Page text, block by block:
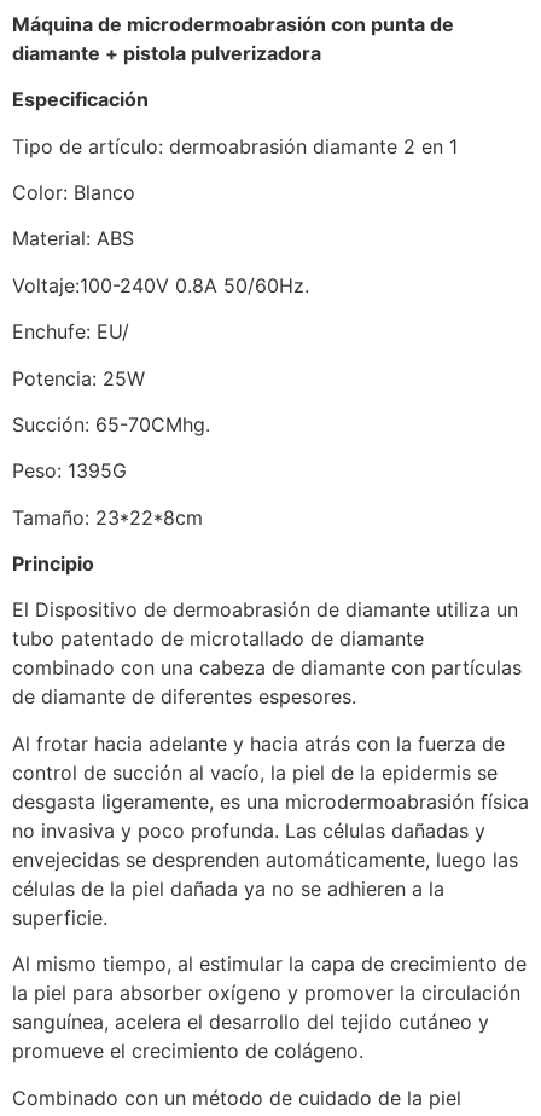
Máquina de microdermoabrasión con punta de
diamante + pistola pulverizadora
Especificación
Tipo de artículo: dermoabrasión diamante 2 en 1
Color: Blanco
Material: ABS
Voltaje:100-240V 0.8A 50/60Hz.
Enchufe: EU/
Potencia: 25W
Succión: 65-70CMhg.
Peso: 1395G
Tamaño: 23*22*8cm
Principio
El Dispositivo de dermoabrasión de diamante utiliza un
tubo patentado de microtallado de diamante
combinado con una cabeza de diamante con partículas
de diamante de diferentes espesores.
Al frotar hacia adelante y hacia atrás con la fuerza de
control de succión al vacío, la piel de la epidermis se
desgasta ligeramente, es una microdermoabrasión física
no invasiva y poco profunda. Las células dañadas y
envejecidas se desprenden automáticamente, luego las
células de la piel dañada ya no se adhieren a la
superficie.
Al mismo tiempo, al estimular la capa de crecimiento de
la piel para absorber oxígeno y promover la circulación
sanguínea, acelera el desarrollo del tejido cutáneo y
promueve el crecimiento de colágeno.
Combinado con un método de cuidado de la piel